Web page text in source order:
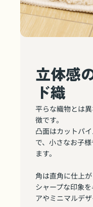
立体感
ド織
平らな織物とは
徴です。
凸面はカットパ
で、小さなお子
ます。
角は直角に仕上
シャープな印象
アやミニマルデザ